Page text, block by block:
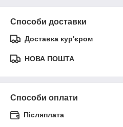
Способи доставки
Доставка кур'єром
НОВА ПОШТА
Способи оплати
Післяплата